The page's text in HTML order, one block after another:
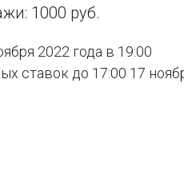
1000 руб.
2022 года в 19:00
ставок до 17:00 17